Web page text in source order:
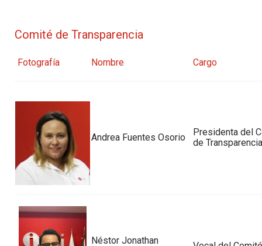
Comité de Transparencia
Fotografía Nombre Cargo
Andrea Fuentes Osorio
Presidenta del
de Transparencia
Néstor Jonathan